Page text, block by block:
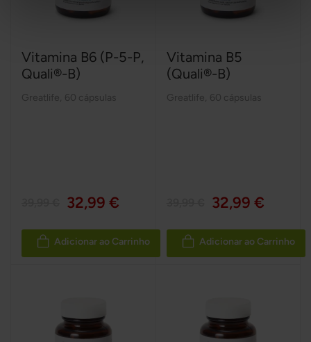
Vitamina B6 (P-5-P,
Quali®-B)
Greatlife 60 cápsulas
32,99 €
Adicionar ao Carrinho
Vitamina B5
(Quali®-B)
Greatlife 60 cápsulas
32,99 €
Adicionar ao Carrinho